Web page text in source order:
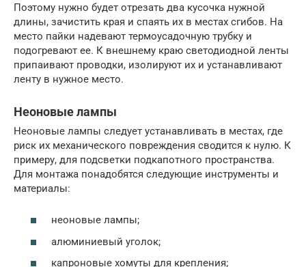
Поэтому нужно будет отрезать два кусочка нужной
длины, зачистить края и спаять их в местах сгибов. На
место пайки надевают термоусадочную трубку и
подогревают ее. К внешнему краю светодиодной ленты
припаивают проводки, изолируют их и устанавливают
ленту в нужное место.
Неоновые лампы
Неоновые лампы следует устанавливать в местах, где
риск их механического повреждения сводится к нулю. К
примеру, для подсветки подкапотного пространства.
Для монтажа понадобятся следующие инструменты и
материалы:
неоновые лампы;
алюминиевый уголок;
капроновые хомуты для крепления;